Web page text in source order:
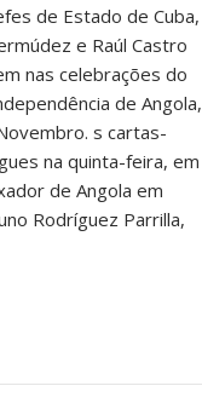
de Estado de Cuba,
e Raúl Castro
nas celebrações do
de Angola,
s cartas-
na quinta-feira, em
de Angola em
Rodríguez Parrilla,